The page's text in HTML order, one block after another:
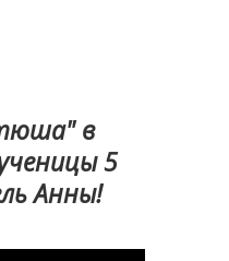
в
5
Анны!